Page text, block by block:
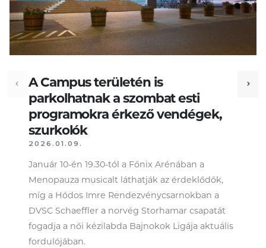
A Campus területén is
parkolhatnak a szombat esti
programokra érkező vendégek,
szurkolók
2026.01.09.
Január 10-én 19.30-tól a Főnix Arénában a
Menopauza musicalt láthatják az érdeklődők,
míg a Hódos Imre Rendezvénycsarnokban a
DVSC Schaeffler a norvég Storhamar csapatát
fogadja a női kézilabda Bajnokok Ligája aktuális
fordulójában.